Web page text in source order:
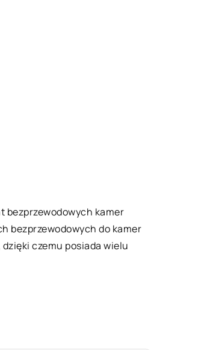
bezprzewodowych kamer
bezprzewodowych do kamer
czemu posiada wielu